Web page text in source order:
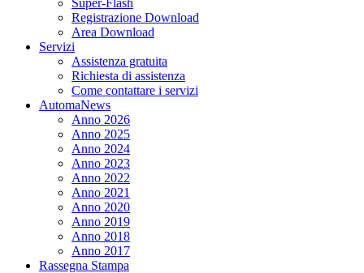
Super-Flash
Registrazione Download
Area Download
Servizi
Assistenza gratuita
Richiesta di assistenza
Come contattare i servizi
AutomaNews
Anno 2026
Anno 2025
Anno 2024
Anno 2023
Anno 2022
Anno 2021
Anno 2020
Anno 2019
Anno 2018
Anno 2017
Rassegna Stampa